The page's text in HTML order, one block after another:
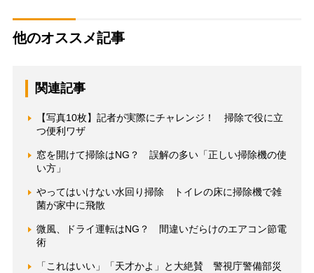
他のオススメ記事
関連記事
【写真10枚】記者が実際にチャレンジ！ 掃除で役に立
つ便利ワザ
窓を開けて掃除はNG？ 誤解の多い「正しい掃除機の使
い方」
やってはいけない水回り掃除 トイレの床に掃除機で雑
菌が家中に飛散
微風、ドライ運転はNG？ 間違いだらけのエアコン節電
術
「これはいい」「天才かよ」と大絶賛 警視庁警備部災